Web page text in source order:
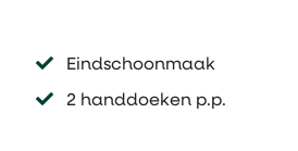
Eindschoonmaak
2 handdoeken p.p.